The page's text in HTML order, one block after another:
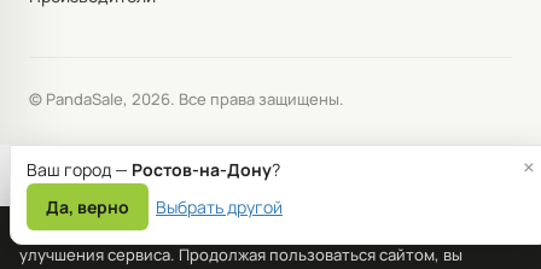
© PandaSale, 2026. Все права защищены.
Мы используем файлы cookie для корректной работы сайта и
улучшения сервиса. Продолжая пользоваться сайтом, вы
Ваш город — Ростов-на-Дону?
Да, верно
Выбрать другой
×